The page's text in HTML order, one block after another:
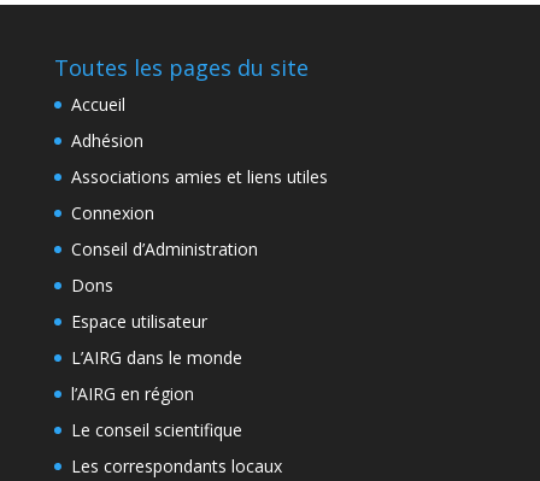
Toutes les pages du site
Accueil
Adhésion
Associations amies et liens utiles
Connexion
Conseil d’Administration
Dons
Espace utilisateur
L’AIRG dans le monde
l’AIRG en région
Le conseil scientifique
Les correspondants locaux